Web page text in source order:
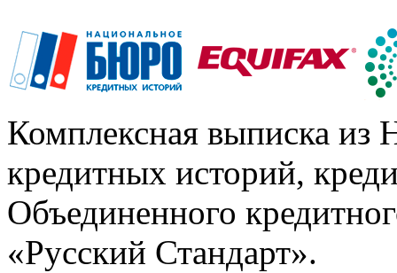
Комплексная выписка из
кредитных историй,
Объединенного
«Русский Стандарт».